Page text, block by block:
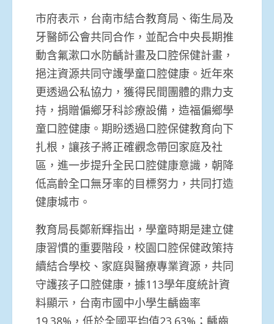
市府表示，台南市結合教育局、衛生局及
牙醫師公會共同合作，並配合中央長期推
動含氟漱口水防齲計畫及口腔保健計畫，
挹注資源共同守護學童口腔健康。近年來
更透過公私協力，獲得民間團體的鼎力支
持，捐贈偏鄉牙科診療設備，造福偏鄉學
童口腔健康。期盼透過口腔保健教育向下
扎根，讓孩子將正確觀念帶回家庭及社
區，進一步提升全民口腔健康意識，朝降
低高齡全口無牙率的目標努力，共同打造
健康城市。
教育局長鄭新輝指出，學童時期是建立健
康習慣的重要階段，校園口腔保健政策持
續結合學校、家庭與醫療專業資源，共同
守護孩子口腔健康，據113學年度統計資
料顯示，台南市國中小學生齲齒率
19.38%，低於全國平均值23.63%；齲齒